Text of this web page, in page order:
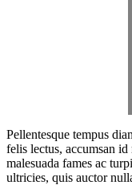
Pellentesque tempus
felis lectus, accumsan
malesuada fames ac
ultricies, quis auctor